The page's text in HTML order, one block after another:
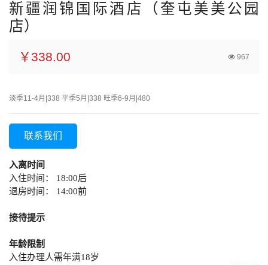
新疆润锦国际酒店（奎屯美美公园
店）
￥338.00 967
淡季11-4月|338 平季5月|338 旺季6-9月|480
联系我们
入离时间
入住时间： 18:00后
退房时间： 14:00前
接待提示
年龄限制
入住办理人需年满18岁